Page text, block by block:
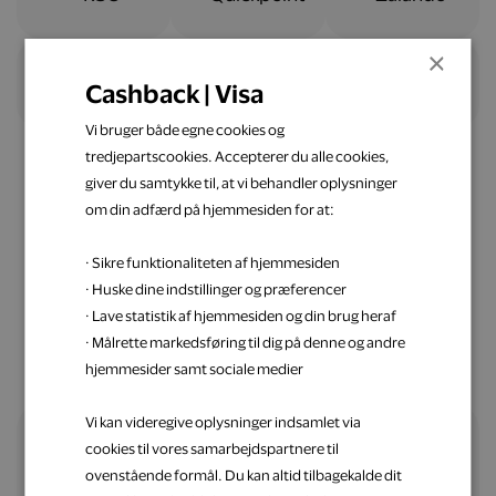
Nemt og ligetil
Spar penge op med Visa
Alle fordele samlet ét sted
×
Cashback | Visa
Vi bruger både egne cookies og
tredjepartscookies. Accepterer du alle cookies,
giver du samtykke til, at vi behandler oplysninger
om din adfærd på hjemmesiden for at:
· Sikre funktionaliteten af hjemmesiden
· Huske dine indstillinger og præferencer
· Lave statistik af hjemmesiden og din brug heraf
· Målrette markedsføring til dig på denne og andre
hjemmesider samt sociale medier
Vi kan videregive oplysninger indsamlet via
cookies til vores samarbejdspartnere til
ovenstående formål. Du kan altid tilbagekalde dit